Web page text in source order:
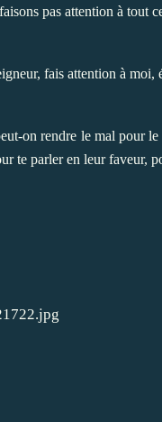
pas attention à tout
fais attention à moi,
on rendre le mal pour
te parler en leur faveur,